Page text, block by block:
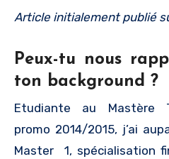
Article initialement publié
Peux-tu nous
ton background ?
Etudiante au Mastère
promo 2014/2015, j’ai
Master 1, spécialisation